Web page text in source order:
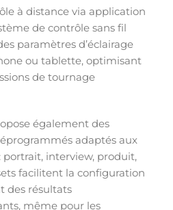
à distance via application
de contrôle sans fil
paramètres d’éclairage
ou tablette, optimisant
de tournage
également des
adaptés aux
portrait, interview, produit,
facilitent la configuration
des résultats
même pour les